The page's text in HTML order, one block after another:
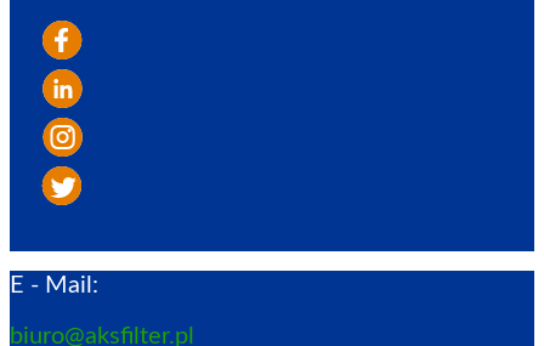
E - Mail:
biuro@aksfilter.pl